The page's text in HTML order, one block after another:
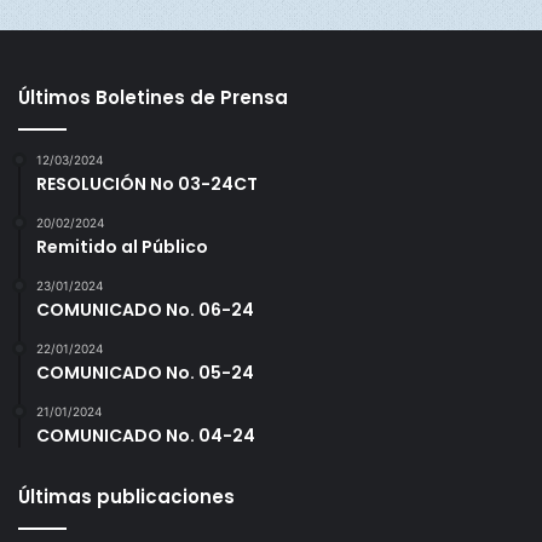
Los mejores en salvamento.
Últimos Boletines de Prensa
12/03/2024
RESOLUCIÓN No 03-24CT
20/02/2024
Remitido al Público
23/01/2024
COMUNICADO No. 06-24
22/01/2024
COMUNICADO No. 05-24
21/01/2024
COMUNICADO No. 04-24
Últimas publicaciones